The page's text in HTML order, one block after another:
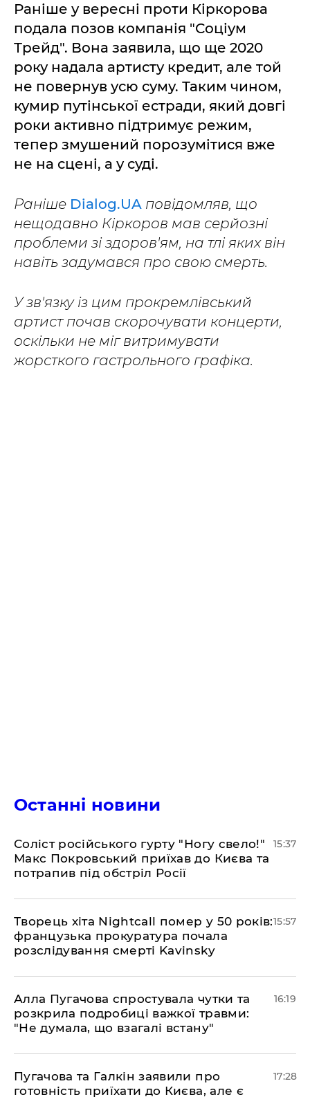
Раніше у вересні проти Кіркорова
подала позов компанія "Соціум
Трейд". Вона заявила, що ще 2020
року надала артисту кредит, але той
не повернув усю суму. Таким чином,
кумир путінської естради, який довгі
роки активно підтримує режим,
тепер змушений порозумітися вже
не на сцені, а у суді.
Раніше Dialog.UA повідомляв, що
нещодавно Кіркоров мав серйозні
проблеми зі здоров'ям, на тлі яких він
навіть задумався про свою смерть.
У зв'язку із цим прокремлівський
артист почав скорочувати концерти,
оскільки не міг витримувати
жорсткого гастрольного графіка.
Останні новини
Соліст російського гурту "Ногу свело!"
Макс Покровський приїхав до Києва та
потрапив під обстріл Росії
15:37
Творець хіта Nightcall помер у 50 років:
французька прокуратура почала
розслідування смерті Kavinsky
15:57
Алла Пугачова спростувала чутки та
розкрила подробиці важкої травми:
"Не думала, що взагалі встану"
16:19
​Пугачова та Галкін заявили про
готовність приїхати до Києва, але є
17:28